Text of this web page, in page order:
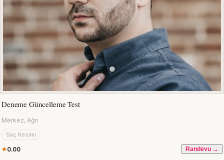
Deneme Güncelleme Test
Merkez, Ağrı
Saç Kesimi
0.00 Randevu →